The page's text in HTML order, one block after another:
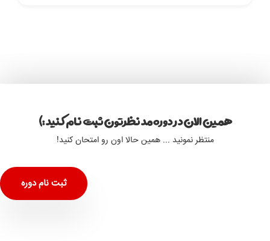
همین الان در دوره مد نظرتون ثبت نام کنید :)
منتظر نمونید ... همین حالا اون رو امتحان کنید!
ثبت نام دوره